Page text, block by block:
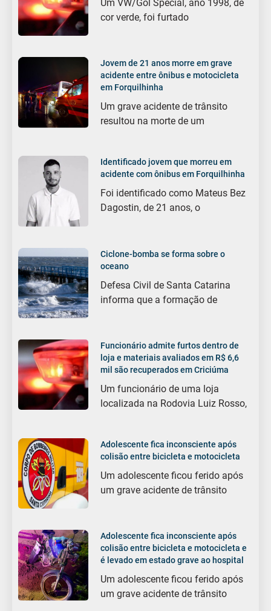
Um VW/Gol Special, ano 1998, de
cor verde, foi furtado
Jovem de 21 anos morre em grave
acidente entre ônibus e motocicleta
em Forquilhinha
Um grave acidente de trânsito
resultou na morte de um
Identificado jovem que morreu em
acidente com ônibus em Forquilhinha
Foi identificado como Mateus Bez
Dagostin, de 21 anos, o
Ciclone-bomba se forma sobre o
oceano
Defesa Civil de Santa Catarina
informa que a formação de
Funcionário admite furtos dentro de
loja e materiais avaliados em R$ 6,6
mil são recuperados em Criciúma
Um funcionário de uma loja
localizada na Rodovia Luiz Rosso,
Adolescente fica inconsciente após
colisão entre bicicleta e motocicleta
Um adolescente ficou ferido após
um grave acidente de trânsito
Adolescente fica inconsciente após
colisão entre bicicleta e motocicleta e
é levado em estado grave ao hospital
Um adolescente ficou ferido após
um grave acidente de trânsito